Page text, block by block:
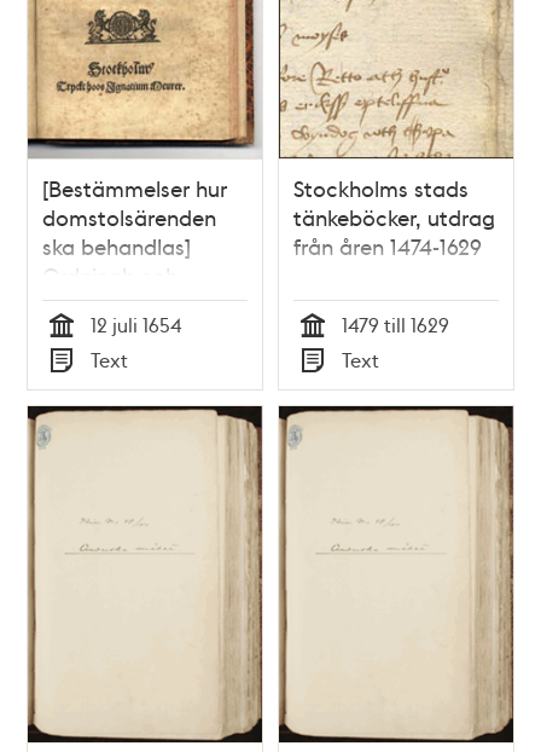
[Bestämmelser hur
domstolsärenden
ska behandlas]
Ordningh och
stadga, huru hwar
och een som här på
Rådstugan någon
saak hafwer at
framföra, sigh
förhålla, och ther
Tid
12 juli 1654
Typ
Text
Stockholms stads
tänkeböcker, utdrag
från åren 1474-1629
Tid
1479 till 1629
Typ
Text